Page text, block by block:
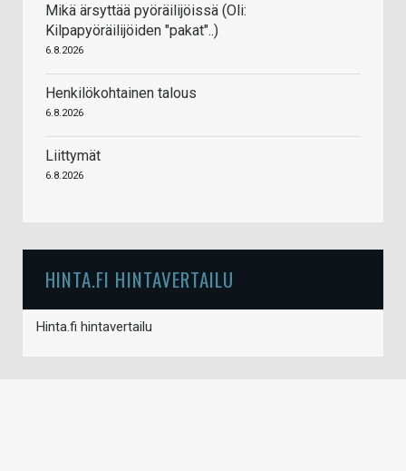
Mikä ärsyttää pyöräilijöissä (Oli:
Kilpapyöräilijöiden "pakat"..)
6.8.2026
Henkilökohtainen talous
6.8.2026
Liittymät
6.8.2026
HINTA.FI HINTAVERTAILU
Hinta.fi hintavertailu